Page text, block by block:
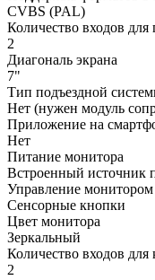
CVBS (PAL)
Количество входов для
2
Диагональ экрана
7"
Тип подъездной
Нет (нужен модуль
Приложение на
Нет
Питание монитора
Встроенный источник
Управление монитором
Сенсорные кнопки
Цвет монитора
Зеркальный
Количество входов для
2